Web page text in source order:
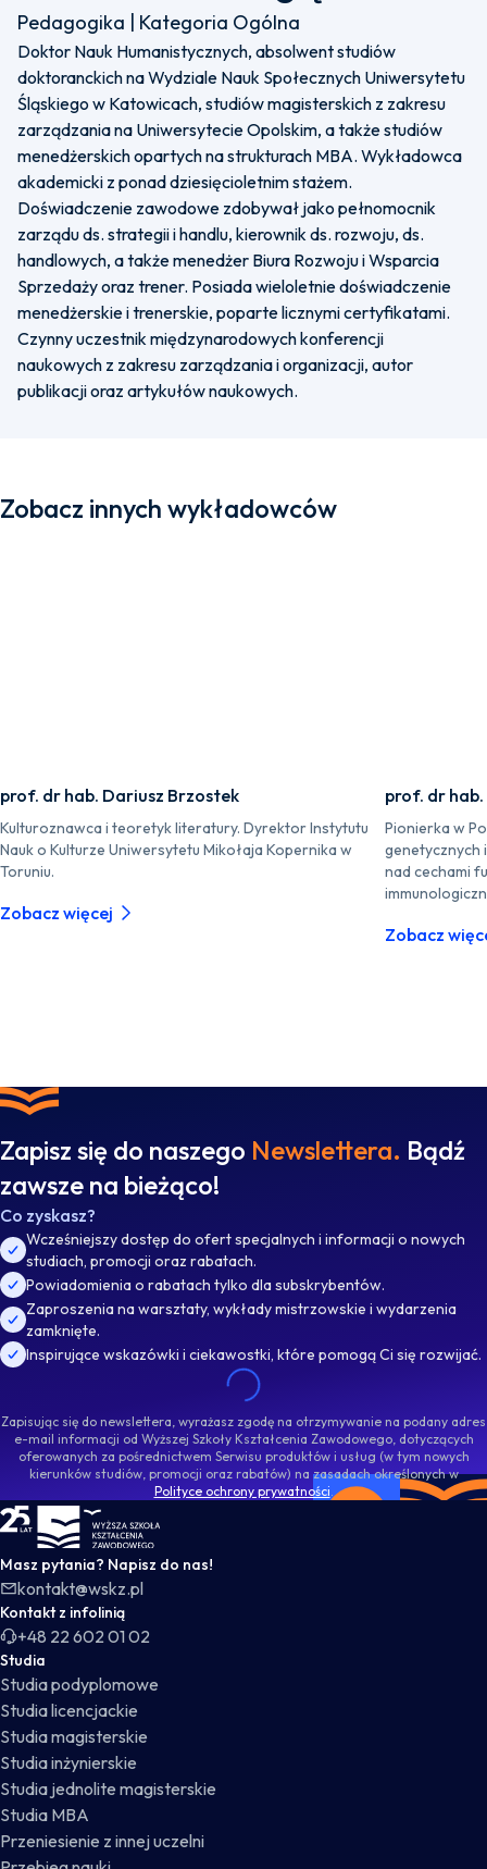
Pedagogika | Kategoria Ogólna
Doktor Nauk Humanistycznych, absolwent studiów
doktoranckich na Wydziale Nauk Społecznych Uniwersytetu
Śląskiego w Katowicach, studiów magisterskich z zakresu
zarządzania na Uniwersytecie Opolskim, a także studiów
menedżerskich opartych na strukturach MBA. Wykładowca
akademicki z ponad dziesięcioletnim stażem.
Doświadczenie zawodowe zdobywał jako pełnomocnik
zarządu ds. strategii i handlu, kierownik ds. rozwoju, ds.
handlowych, a także menedżer Biura Rozwoju i Wsparcia
Sprzedaży oraz trener. Posiada wieloletnie doświadczenie
menedżerskie i trenerskie, poparte licznymi certyfikatami.
Czynny uczestnik międzynarodowych konferencji
naukowych z zakresu zarządzania i organizacji, autor
publikacji oraz artykułów naukowych.
Zobacz innych wykładowców
prof. dr hab. Dariusz Brzostek
Kulturoznawca i teoretyk literatury. Dyrektor Instytutu
Nauk o Kulturze Uniwersytetu Mikołaja Kopernika w
Toruniu.
Zobacz więcej
prof. dr
Pionierka w
genetycznych
nad cechami
Zobacz
Zapisz się do naszego Newslettera. Bądź
zawsze na bieżąco!
Co zyskasz?
Wcześniejszy dostęp do ofert specjalnych i informacji o nowych
studiach, promocji oraz rabatach.
Powiadomienia o rabatach tylko dla subskrybentów.
Zaproszenia na warsztaty, wykłady mistrzowskie i wydarzenia
zamknięte.
Inspirujące wskazówki i ciekawostki, które pomogą Ci się rozwijać.
Zapisując się do newslettera, wyrażasz zgodę na otrzymywanie na podany adres
e-mail informacji od Wyższej Szkoły Kształcenia Zawodowego, dotyczących
oferowanych za pośrednictwem Serwisu produktów i usług (w tym nowych
kierunków studiów, promocji oraz rabatów) na zasadach określonych w
Polityce ochrony prywatności.
WSKZ - strona główna
Masz pytania? Napisz do nas!
kontakt@wskz.pl
Kontakt z infolinią
+48 22 602 01 02
Studia
Studia podyplomowe
Studia licencjackie
Studia magisterskie
Studia inżynierskie
Studia jednolite magisterskie
Studia MBA
Przeniesienie z innej uczelni